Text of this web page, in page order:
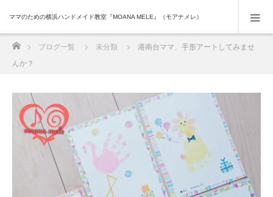
ママのための横浜ハンドメイド教室『MOANA MELE』（モアナメレ）
ブログ一覧 未分類
港南台ママ、手形アートしてみませ
んか？